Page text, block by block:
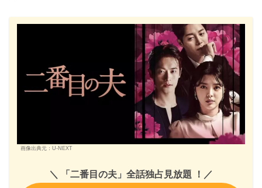
画像出典元：U-NEXT
＼ 「二番目の夫」全話独占見放題 ！ ／